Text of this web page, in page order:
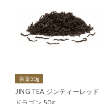
茶葉50g
JING TEA ジンティーレッド
ドラゴン 50g